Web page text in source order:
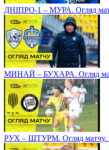
ДНІПРО-1 – МУРА. Огляд
МИНАЙ – БУХАРА. Огляд
РУХ – ШТУРМ. Огляд матчу.